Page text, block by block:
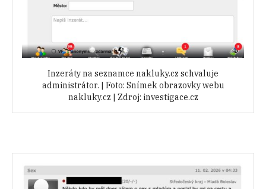
Inzeráty na seznamce nakluky.cz schvaluje
administrátor. | Foto: Snímek obrazovky webu
nakluky.cz | Zdroj: investigace.cz